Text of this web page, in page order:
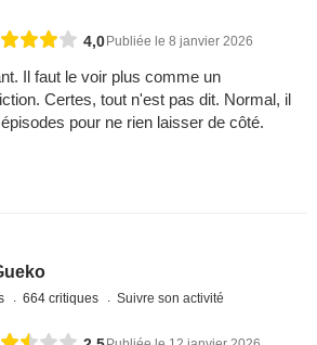
4,0 Publiée le 8 janvier 2026
Il faut le voir plus comme un
Certes, tout n'est pas dit. Normal, il
pour ne rien laisser de côté.
664 critiques Suivre son activité